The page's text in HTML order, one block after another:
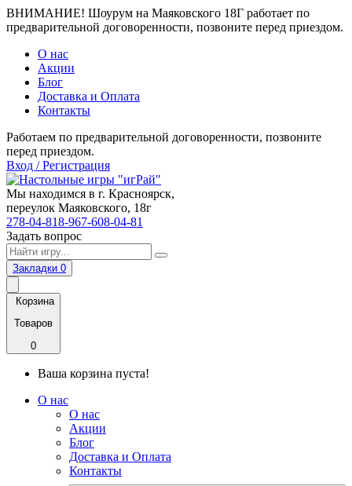
ВНИМАНИЕ! Шоурум на Маяковского 18Г работает по
предварительной договоренности, позвоните перед приездом.
О нас
Акции
Блог
Доставка и Оплата
Контакты
Работаем по предварительной договоренности, позвоните
перед приездом.
Вход / Регистрация
Мы находимся в г. Красноярск,
переулок Маяковского, 18г
278-04-818-967-608-04-81
Задать вопрос
Закладки 0
Корзина
Товаров
0
Ваша корзина пуста!
О нас
О нас
Акции
Блог
Доставка и Оплата
Контакты